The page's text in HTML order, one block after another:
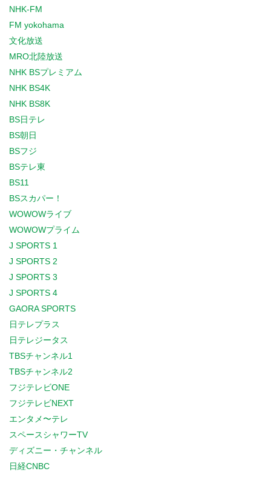
NHK-FM
FM yokohama
文化放送
MRO北陸放送
NHK BSプレミアム
NHK BS4K
NHK BS8K
BS日テレ
BS朝日
BSフジ
BSテレ東
BS11
BSスカパー！
WOWOWライブ
WOWOWプライム
J SPORTS 1
J SPORTS 2
J SPORTS 3
J SPORTS 4
GAORA SPORTS
日テレプラス
日テレジータス
TBSチャンネル1
TBSチャンネル2
フジテレビONE
フジテレビNEXT
エンタメ〜テレ
スペースシャワーTV
ディズニー・チャンネル
日経CNBC